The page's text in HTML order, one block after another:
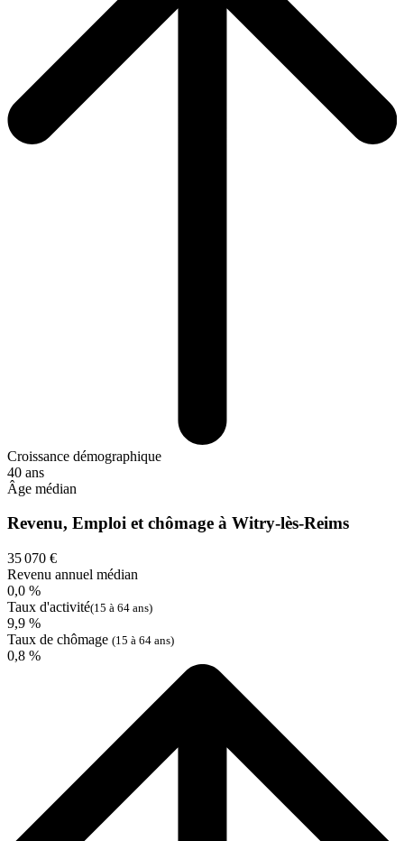
Croissance démographique
40 ans
Âge médian
Revenu, Emploi et chômage à Witry-lès-Reims
35 070 €
Revenu annuel médian
0,0 %
Taux d'activité(15 à 64 ans)
9,9 %
Taux de chômage (15 à 64 ans)
0,8 %